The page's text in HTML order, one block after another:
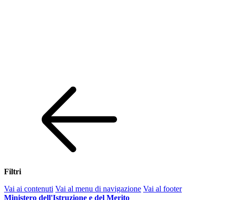
Filtri
Vai ai contenuti Vai al menu di navigazione Vai al footer
Ministero dell'Istruzione e del Merito